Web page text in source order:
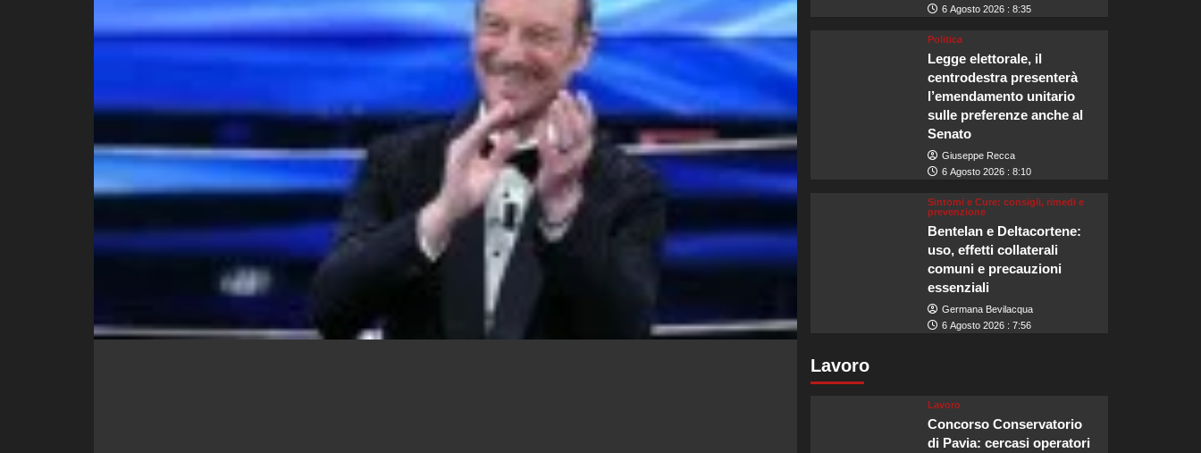
6 Agosto 2026 : 8:35
Politica
Legge elettorale, il
centrodestra presenterà
l’emendamento unitario
sulle preferenze anche al
Senato
Giuseppe Recca
6 Agosto 2026 : 8:10
Sintomi e Cure: consigli, rimedi e
prevenzione
Bentelan e Deltacortene:
uso, effetti collaterali
comuni e precauzioni
essenziali
Germana Bevilacqua
6 Agosto 2026 : 7:56
Lavoro
Lavoro
Concorso Conservatorio
di Pavia: cercasi operatori